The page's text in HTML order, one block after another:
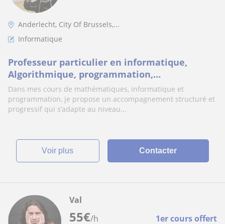
Anderlecht, City Of Brussels,...
Informatique
Professeur particulier en informatique,
Algorithmique, programmation,
Mathématiques, Ingénieur Industrielle en
informatique
Dans mes cours de mathématiques, informatique et
programmation, je propose un accompagnement structuré et
progressif qui s’adapte au niveau...
voir plus Contacter
55€/h 1er cours offert
Val